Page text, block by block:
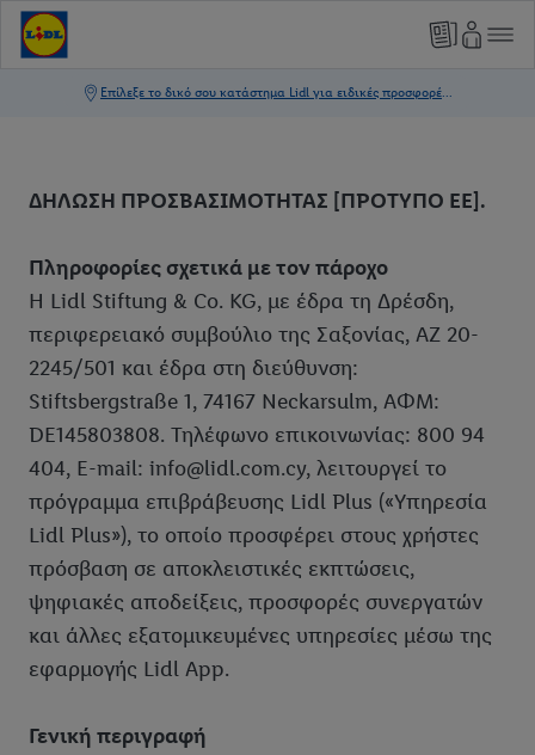
ΔΗΛΩΣΗ ΠΡΟΣΒΑΣΙΜΟΤΗΤΑΣ [ΠΡΟΤΥΠΟ ΕΕ].
Πληροφορίες σχετικά με τον πάροχο
Η Lidl Stiftung & Co. KG, με έδρα τη Δρέσδη,
περιφερειακό συμβούλιο της Σαξονίας, AZ 20-
2245/501 και έδρα στη διεύθυνση:
Stiftsbergstraße 1, 74167 Neckarsulm, ΑΦΜ:
DE145803808. Τηλέφωνο επικοινωνίας: 800 94
404, E-mail: info@lidl.com.cy, λειτουργεί το
πρόγραμμα επιβράβευσης Lidl Plus («Υπηρεσία
Lidl Plus»), το οποίο προσφέρει στους χρήστες
πρόσβαση σε αποκλειστικές εκπτώσεις,
ψηφιακές αποδείξεις, προσφορές συνεργατών
και άλλες εξατομικευμένες υπηρεσίες μέσω της
εφαρμογής Lidl App.
Γενική περιγραφή